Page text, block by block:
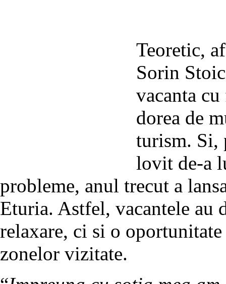
Teoretic,
Sorin
vacanta
dorea de
turism. Si,
lovit de-a
probleme, anul trecut a
Eturia. Astfel, vacantele au
relaxare, ci si o
zonelor vizitate.